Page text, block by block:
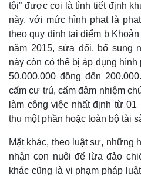
tội” được coi là tình tiết định
này, với mức hình phạt là
theo quy định tại điểm b
năm 2015, sửa đổi, bổ sung
này còn có thể bị áp dụng
50.000.000 đồng đến
cấm cư trú, cấm đảm nhiệm
làm công việc nhất định từ
thu một phần hoặc toàn bộ tài
Mặt khác, theo luật sư, những
nhận con nuôi để lừa đảo
khác cũng là vi phạm pháp